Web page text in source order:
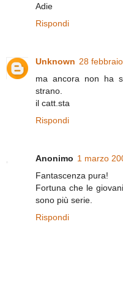
Adie
Rispondi
Unknown 28
ma ancora non ha
strano.
il catt.sta
Rispondi
Anonimo 1 marzo
Fantascenza pura!
Fortuna che le
sono più serie.
Rispondi